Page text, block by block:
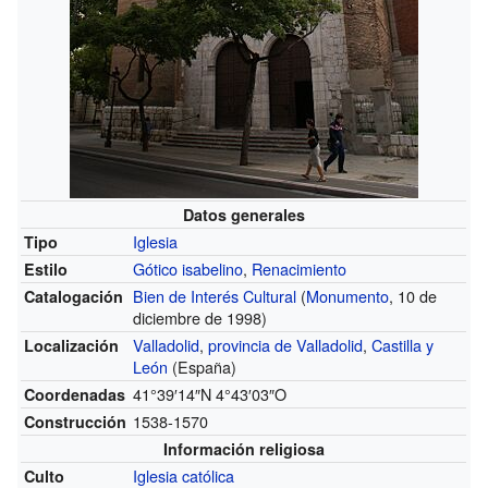
Datos generales
Tipo
Iglesia
Estilo Gótico isabelino, Renacimiento
Catalogación Bien de Interés Cultural (Monumento, 10 de
diciembre de 1998)
Localización Valladolid,provincia de Valladolid,Castilla y
León (España)
Coordenadas 41°39′14″N4°43′03″O
Construcción 1538-1570
Información religiosa
Culto
Iglesia católica